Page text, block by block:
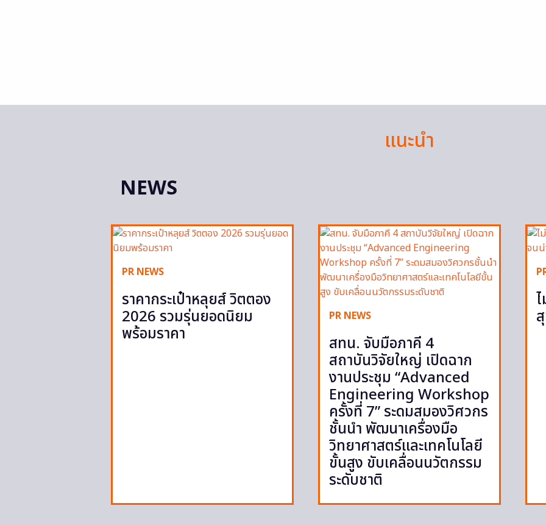
แนะนำ
NEWS
PR NEWS
ราคากระเป๋าหลุยส์ วิตตอง
2026 รวมรุ่นยอดนิยม
พร้อมราคา
PR NEWS
สทน. จับมือภาคี 4
สถาบันวิจัยใหญ่ เปิดฉาก
งานประชุม “Advanced
Engineering Workshop
ครั้งที่ 7” ระดมสมองวิศวกร
ชั้นนำ พัฒนาเครื่องมือ
วิทยาศาสตร์และเทคโนโลยี
ขั้นสูง ขับเคลื่อนนวัตกรรม
ระดับชาติ